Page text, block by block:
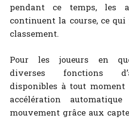
pendant ce temps, les
continuent la course, ce
classement.
Pour les joueurs en
diverses fonctions
disponibles à tout moment
accélération
mouvement grâce aux